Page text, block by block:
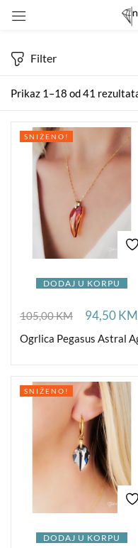
Prikaz 1–18 od 41
Filter
DODAJ U KORPU
SNIŽENO!
105,00KM 94,50KM
Ogrlica Pegasus Astral
DODAJ U KORPU
SNIŽENO!
Remember me